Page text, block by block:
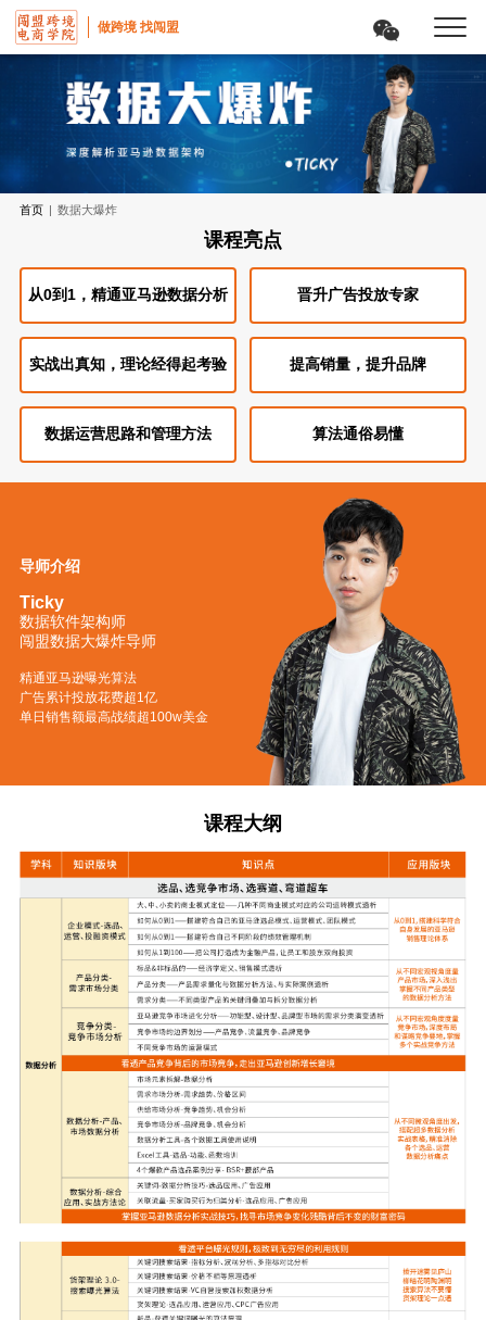
做跨境 找闯盟
首页 数据大爆炸
课程亮点
从0到1，精通亚马逊数据分析 晋升广告投放专家
实战出真知，理论经得起考验 提高销量，提升品牌
数据运营思路和管理方法 算法通俗易懂
导师介绍
Ticky
数据软件架构师
闯盟数据大爆炸导师
精通亚马逊曝光算法
广告累计投放花费超1亿
单日销售额最高战绩超100w美金
课程大纲